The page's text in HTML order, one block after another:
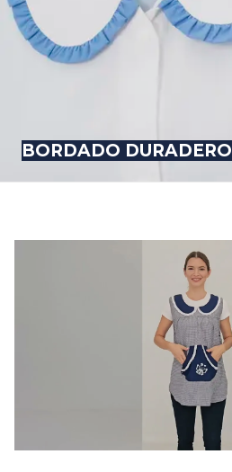
BORDADO DURADERO